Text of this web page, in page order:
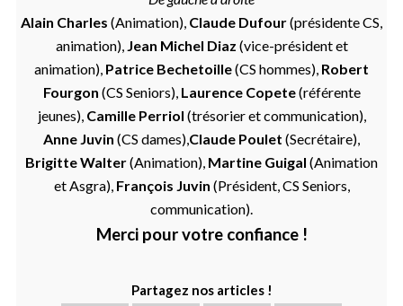
Alain Charles (Animation), Claude Dufour(présidente CS,
animation), Jean Michel Diaz (vice-président et
animation), Patrice Bechetoille(CS hommes), Robert
Fourgon (CS Seniors), Laurence Copete(référente
jeunes), Camille Perriol (trésorier et communication),
Anne Juvin (CS dames),Claude Poulet (Secrétaire),
Brigitte Walter(Animation), Martine Guigal (Animation
et Asgra),François Juvin (Président, CS Seniors,
communication).
Merci pour votre confiance !
Partagez nos articles !